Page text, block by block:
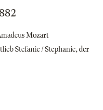
Mozart
Stefanie / Stephanie, der